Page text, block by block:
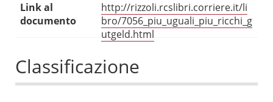
Link al
documento
http://rizzoli.rcslibri.corriere.it/li
bro/7056_piu_uguali_piu_ricchi_g
utgeld.html
Classificazione